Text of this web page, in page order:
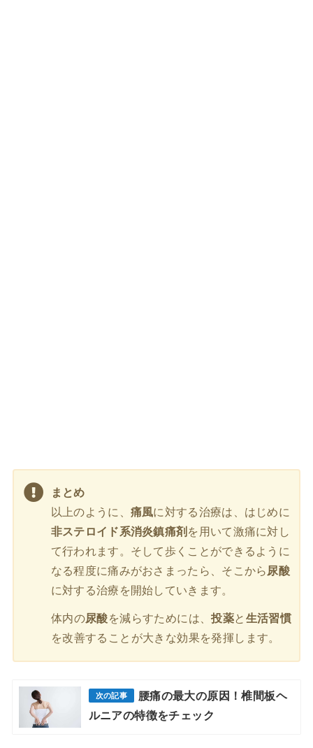
まとめ
以上のように、 痛風に対する治療は、はじめに
非ステロイド系消炎鎮痛剤 を用いて激痛に対し
て行われます。そして歩くことができるように
なる程度に痛みがおさまったら、そこから 尿酸
に対する治療を開始していきます。
体内の尿酸を減らすためには、投薬と 生活習慣
を改善することが大きな効果を発揮します。
腰痛の最大の原因！椎間板ヘ
ルニアの特徴をチェック